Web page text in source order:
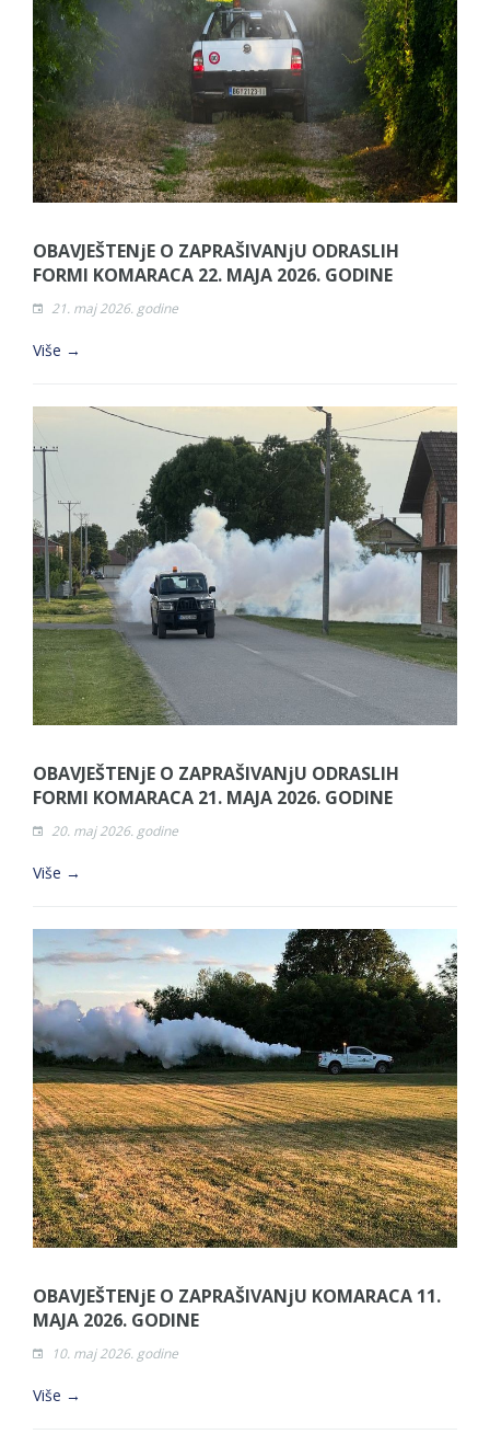
OBAVJEŠTENjE O ZAPRAŠIVANjU ODRASLIH
FORMI KOMARACA 22. MAJA 2026. GODINE
21. maj 2026. godine
Više →
OBAVJEŠTENjE O ZAPRAŠIVANjU ODRASLIH
FORMI KOMARACA 21. MAJA 2026. GODINE
20. maj 2026. godine
Više →
OBAVJEŠTENjE O ZAPRAŠIVANjU KOMARACA 11.
MAJA 2026. GODINE
10. maj 2026. godine
Više →